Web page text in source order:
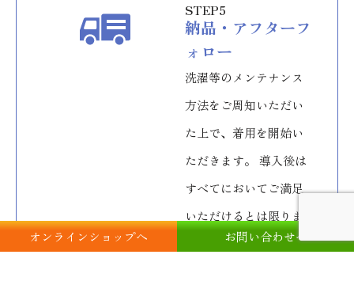
STEP5
納品・アフターフ
ォロー
洗濯等のメンテナンス
方法をご周知いただい
た上で、着用を開始い
ただきます。 導入後は
すべてにおいてご満足
いただけるとは限りま
せん。 ご意見を伺いな
オンラインショップへ お問い合わせへ